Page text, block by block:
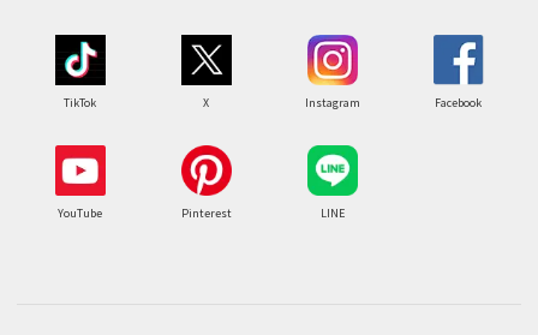
TikTok X Instagram Facebook
YouTube Pinterest LINE